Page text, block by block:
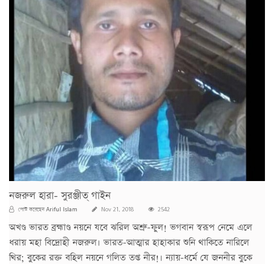
নজরুল হারা- সুরঞ্জীত্ গাইন
পোস্ট করেছেনAriful Islam Nov 21, 2018 2542
অখণ্ড ভারত ব্রহ্মাণ্ড নয়নে যবে ঝরিল অশ্রু-ফুল! ভগবান স্বরূপ নেমে এলে
ধরায় মহা বিদ্রোহী নজরুল। ভারত-আত্মার হাহাকার শুনি থাকিতে নারিলে
থির; বুকের রক্ত বহিল নয়নে গলিত তপ্ত নীর!। ন্যায়-ধর্মে যে জননীর বুকে